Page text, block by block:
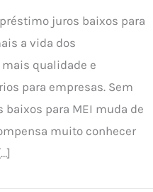
juros baixos para
a vida dos
qualidade e
para empresas. Sem
para MEI muda de
muito conhecer